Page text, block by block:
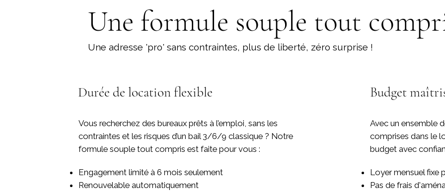
Budget
Avec un ensemble
comprises dans le
budget avec
Loyer mensuel fixe
Pas de frais
Durée de location flexible
Vous recherchez des bureaux prêts à l’emploi, sans les
contraintes et les risques d’un bail 3/6/9 classique ? Notre
formule souple tout compris est faite pour vous :
Engagement limité à 6 mois seulement
Renouvelable automatiquement
Une formule souple tout
Une adresse 'pro' sans contraintes, plus de liberté, zéro surprise !